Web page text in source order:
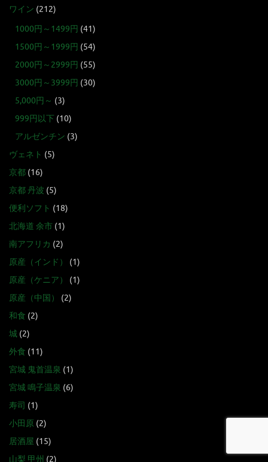
ワイン (212)
1000円～1499円 (41)
1500円～1999円 (54)
2000円～2999円 (55)
3000円～3999円 (30)
5,000円～ (3)
999円以下 (10)
アルゼンチン (3)
ヴェネト (5)
京都 (16)
京都 丹波 (5)
便利ソフト (18)
北海道 余市 (1)
南アフリカ (2)
原産（インド）
(1)
原産（ケニア）
(1)
原産（中国）
(2)
和食 (2)
城 (2)
外食 (11)
宮城 鬼首温泉 (1)
宮城 鳴子温泉 (6)
寿司 (1)
小田原 (2)
居酒屋 (15)
山梨 甲州 (2)